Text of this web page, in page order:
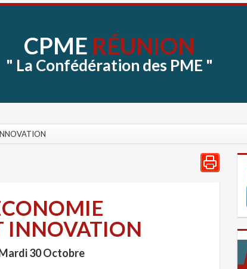
CPME RÉUNION
" La Confédération des PME "
INNOVATION
30 Octobre